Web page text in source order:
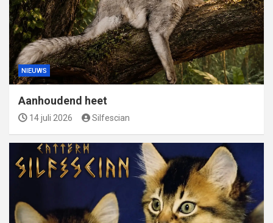
NIEUWS
Aanhoudend heet
14 juli 2026 Silfescian